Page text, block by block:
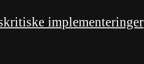
implementeringer